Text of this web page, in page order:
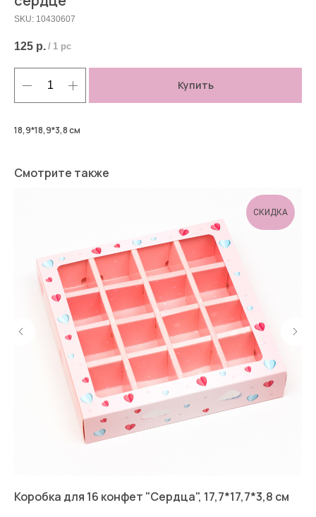
SKU: 10430607
125 р. / 1 pc
Купить
18,9*18,9*3,8 см
Смотрите также
СКИДКА
Коробка для 16 конфет "Сердца", 17,7*17,7*3,8 см